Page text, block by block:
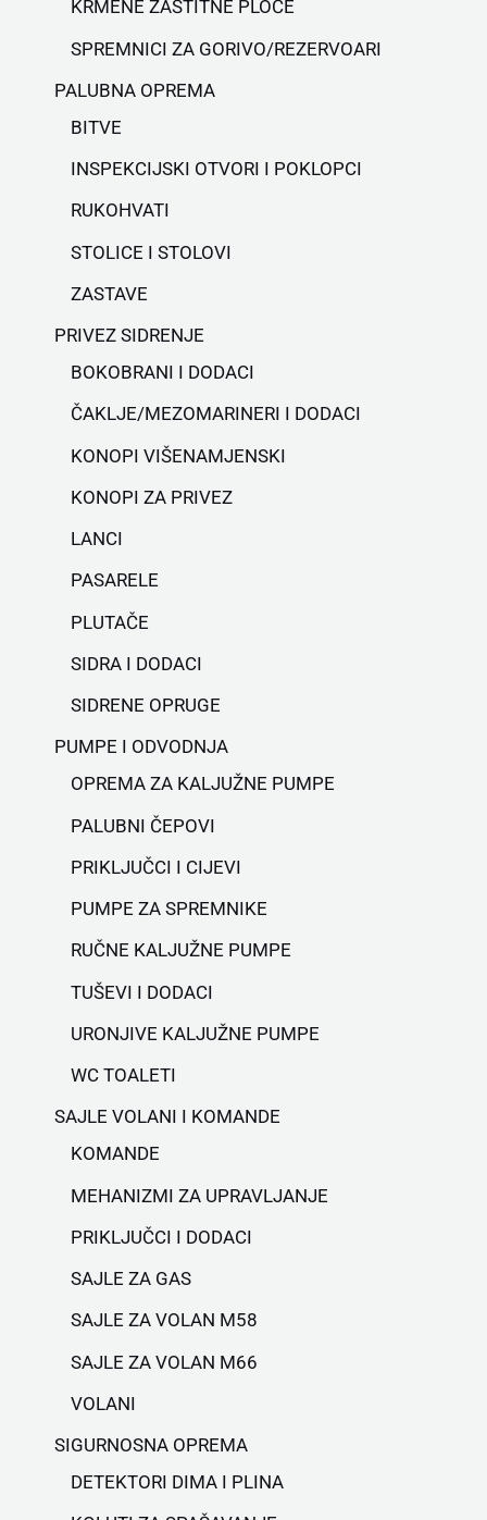
KRMENE ZAŠTITNE PLOČE
SPREMNICI ZA GORIVO/REZERVOARI
PALUBNA OPREMA
BITVE
INSPEKCIJSKI OTVORI I POKLOPCI
RUKOHVATI
STOLICE I STOLOVI
ZASTAVE
PRIVEZ SIDRENJE
BOKOBRANI I DODACI
ČAKLJE/MEZOMARINERI I DODACI
KONOPI VIŠENAMJENSKI
KONOPI ZA PRIVEZ
LANCI
PASARELE
PLUTAČE
SIDRA I DODACI
SIDRENE OPRUGE
PUMPE I ODVODNJA
OPREMA ZA KALJUŽNE PUMPE
PALUBNI ČEPOVI
PRIKLJUČCI I CIJEVI
PUMPE ZA SPREMNIKE
RUČNE KALJUŽNE PUMPE
TUŠEVI I DODACI
URONJIVE KALJUŽNE PUMPE
WC TOALETI
SAJLE VOLANI I KOMANDE
KOMANDE
MEHANIZMI ZA UPRAVLJANJE
PRIKLJUČCI I DODACI
SAJLE ZA GAS
SAJLE ZA VOLAN M58
SAJLE ZA VOLAN M66
VOLANI
SIGURNOSNA OPREMA
DETEKTORI DIMA I PLINA